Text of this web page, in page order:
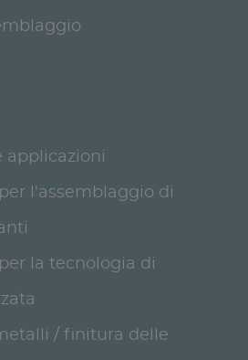
applicazioni
l'assemblaggio di
la tecnologia di
/ finitura delle